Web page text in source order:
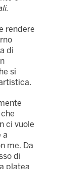
.
rendere
di
si
ci vuole
a
me. Da
di
platea